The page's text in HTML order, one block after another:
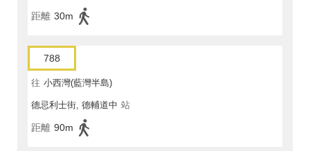
距離 30m
788
往 小西灣(藍灣半島)
德忌利士街, 德輔道中 站
距離 90m